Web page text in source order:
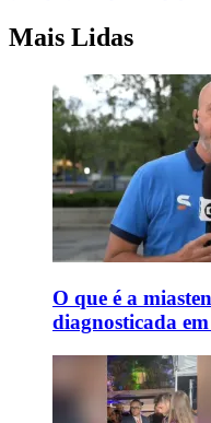
Mais Lidas
O que é a
diagnosticada